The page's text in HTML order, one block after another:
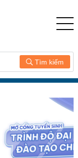
Tìm kiếm